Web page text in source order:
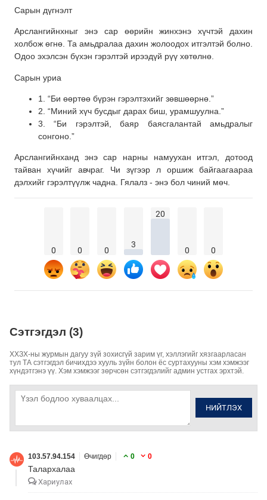
Сарын дүгнэлт
Арслангийнхныг энэ сар өөрийн жинхэнэ хүчтэй дахин
холбож өгнө. Та амьдралаа дахин жолоодох итгэлтэй болно.
Одоо эхэлсэн бүхэн гэрэлтэй ирээдүй рүү хөтөлнө.
Сарын уриа
1. “Би өөртөө бүрэн гэрэлтэхийг зөвшөөрнө.”
2. “Миний хүч бусдыг дарах биш, урамшуулна.”
3. “Би гэрэлтэй, баяр баясгалантай амьдралыг
сонгоно.”
Арслангийнханд энэ сар нарны намуухан итгэл, дотоод
тайван хүчийг авчраг. Чи зүгээр л оршиж байгаагаараа
дэлхийг гэрэлтүүлж чадна. Гялалз - энэ бол чиний мөч.
0 0 0
3
20
0 0
Сэтгэгдэл (3)
ХХЗХ-ны журмын дагуу зүй зохисгүй зарим үг, хэллэгийг хязгаарласан
тул ТА сэтгэгдэл бичихдээ хууль зүйн болон ёс суртахууны хэм хэмжээг
хүндэтгэнэ үү. Хэм хэмжээг зөрчсөн сэтгэгдэлийг админ устгах эрхтэй.
НИЙТЛЭХ
103.57.94.154 Өчигдөр 0 0
Талархалаа
Хариулах